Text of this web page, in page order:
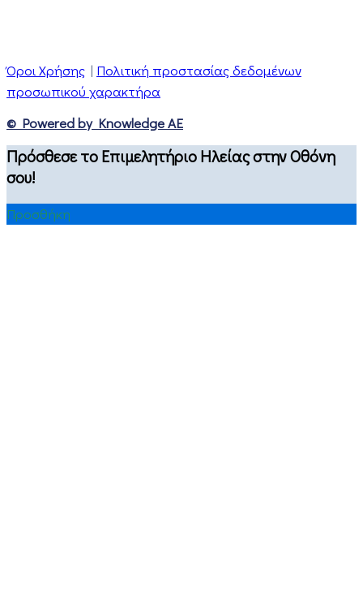
Όροι Χρήσης | Πολιτική προστασίας δεδομένων
προσωπικού χαρακτήρα
© Powered by Knowledge AE
Πρόσθεσε το Επιμελητήριο Ηλείας στην Οθόνη
σου!
Προσθήκη